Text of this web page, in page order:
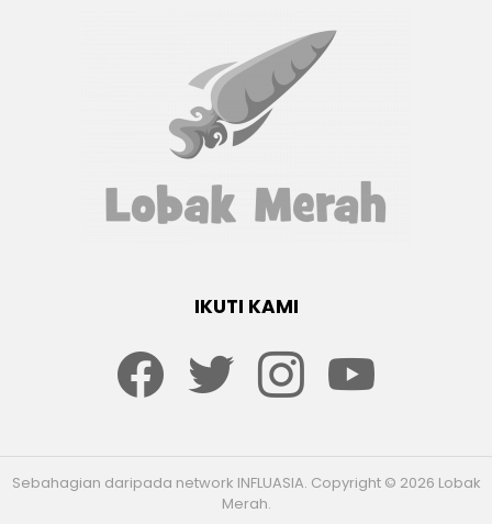
IKUTI KAMI
Sebahagian daripada network INFLUASIA. Copyright © 2026 Lobak
Merah.